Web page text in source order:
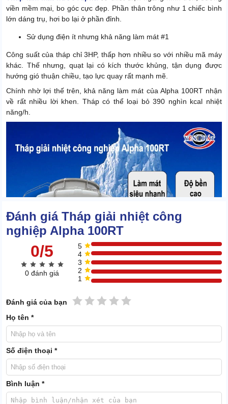
viền mềm mại, bo góc cực đẹp. Phần thân trông như 1 chiếc bình
lớn dáng trụ, hơi bo lại ở phần đỉnh.
Sử dụng điện ít nhưng khả năng làm mát #1
Công suất của tháp chỉ 3HP, thấp hơn nhiều so với nhiều mã máy
khác. Thế nhưng, quạt lại có kích thước khủng, tận dụng được
hướng gió thuận chiều, tạo lực quay rất mạnh mẽ.
Chính nhờ lợi thế trên, khả năng làm mát của Alpha 100RT nhận
về rất nhiều lời khen. Tháp có thể loại bỏ 390 nghìn kcal nhiệt
năng/h.
Tính ổn định cao, sức bền hiếm gặp
Tính ổn định trong vận hành của Alpha 100RT được nhiều khách
hàng ghi nhận. Dù nguồn nước và nguồn điện có bất ổn, môi
trường không thuận lợi (khói bụi, mưa nắng) thì máy vẫn duy trì tốt
phong độ.
Lợi thế trên có được nhờ chất liệu hoàn thiện có 1-0-2, công nghệ
sản xuất tiên tiến hàng đầu. Giúp máy chống lại mọi tác nhân gây
hại từ môi trường bên ngoài.
Đánh giá Tháp giải nhiệt công
nghiệp Alpha 100RT
0/5
0 đánh giá
5
4
3
2
1
Đánh giá của bạn 5 sao
4 sao
3 sao
2 sao
1 sao
Họ tên *
Số điện thoại *
Bình luận *